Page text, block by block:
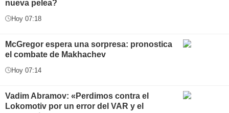
nueva pelea?
Hoy 07:18
McGregor espera una sorpresa: pronostica
el combate de Makhachev
Hoy 07:14
Vadim Abramov: «Perdimos contra el
Lokomotiv por un error del VAR y el